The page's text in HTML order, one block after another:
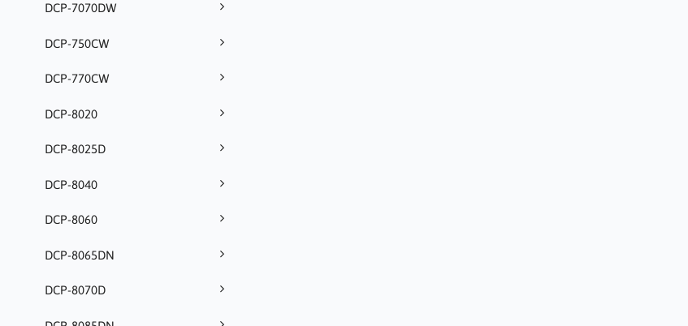
DCP-7070DW
DCP-750CW
DCP-770CW
DCP-8020
DCP-8025D
DCP-8040
DCP-8060
DCP-8065DN
DCP-8070D